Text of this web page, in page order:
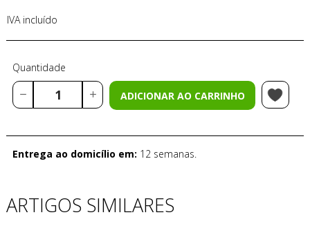
IVA incluído
Quantidade
ADICIONAR AO CARRINHO
Entrega ao domicílio em: 12 semanas.
ARTIGOS SIMILARES